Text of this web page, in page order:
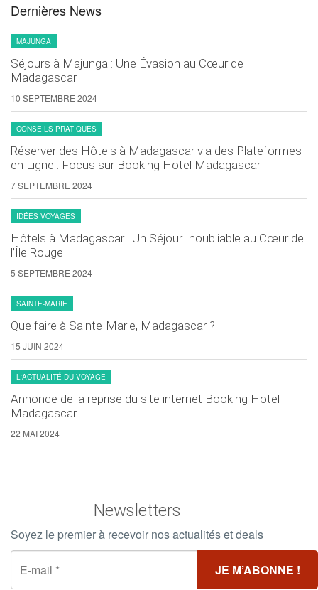
Dernières News
MAJUNGA
Séjours à Majunga : Une Évasion au Cœur de
Madagascar
10 SEPTEMBRE 2024
CONSEILS PRATIQUES
Réserver des Hôtels à Madagascar via des Plateformes
en Ligne : Focus sur Booking Hotel Madagascar
7 SEPTEMBRE 2024
IDÉES VOYAGES
Hôtels à Madagascar : Un Séjour Inoubliable au Cœur de
l’Île Rouge
5 SEPTEMBRE 2024
SAINTE-MARIE
Que faire à Sainte-Marie, Madagascar ?
15 JUIN 2024
L'ACTUALITÉ DU VOYAGE
Annonce de la reprise du site internet Booking Hotel
Madagascar
22 MAI 2024
Newsletters
Soyez le premier à recevoir nos actualités et deals